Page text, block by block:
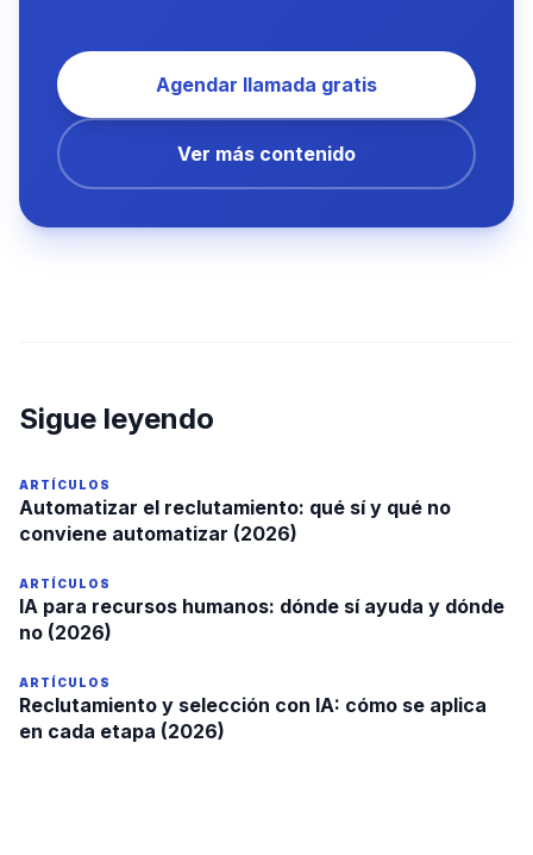
Agendar llamada gratis
Ver más contenido
Sigue leyendo
ARTÍCULOS
Automatizar el reclutamiento: qué sí y qué no
conviene automatizar (2026)
ARTÍCULOS
IA para recursos humanos: dónde sí ayuda y dónde
no (2026)
ARTÍCULOS
Reclutamiento y selección con IA: cómo se aplica
en cada etapa (2026)